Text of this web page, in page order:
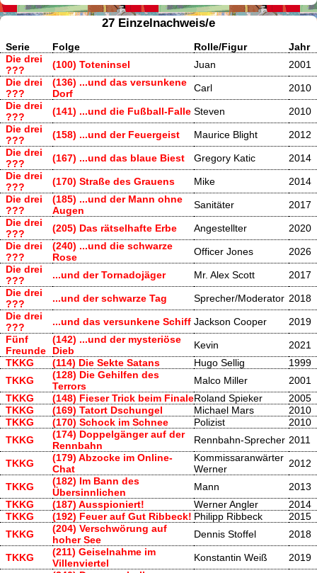
27 Einzelnachweis/e
Serie Folge Rolle/Figur
Jahr
Die drei
???
(100) Toteninsel Juan
2001
Die drei
???
(136) ...und das versunkene
Dorf
Carl
2010
Die drei
???
(141) ...und die Fußball-Falle Steven
2010
Die drei
???
(158) ...und der Feuergeist Maurice Blight
2012
Die drei
???
(167) ...und das blaue Biest Gregory Katic
2014
Die drei
???
(170) Straße des Grauens Mike
2014
Die drei
???
(185) ...und der Mann ohne
Augen
Sanitäter
2017
Die drei
???
(205) Das rätselhafte Erbe Angestellter
2020
Die drei
???
(240) ...und die schwarze
Rose
Officer Jones
2026
Die drei
???
...und der Tornadojäger Mr. Alex Scott
2017
Die drei
???
...und der schwarze Tag Sprecher/Moderator 2018
Die drei
???
...und das versunkene Schiff Jackson Cooper
2019
Fünf
Freunde
(142) ...und der mysteriöse
Dieb
Kevin
2021
TKKG
(114) Die Sekte Satans Hugo Sellig
1999
TKKG
(128) Die Gehilfen des
Terrors
Malco Miller
2001
TKKG
(148) Fieser Trick beim FinaleRoland Spieker
2005
TKKG
(169) Tatort Dschungel Michael Mars
2010
TKKG
(170) Schock im Schnee Polizist
2010
TKKG
(174) Doppelgänger auf der
Rennbahn
Rennbahn-Sprecher 2011
TKKG
(179) Abzocke im Online-
Chat
Kommissaranwärter
Werner
2012
TKKG
(182) Im Bann des
Übersinnlichen
Mann
2013
TKKG
(187) Ausspioniert! Werner Angler
2014
TKKG
(192) Feuer auf Gut Ribbeck! Philipp Ribbeck
2015
TKKG
(204) Verschwörung auf
hoher See
Dennis Stoffel 2018
TKKG
(211) Geiselnahme im
Villenviertel
Konstantin Weiß
2019